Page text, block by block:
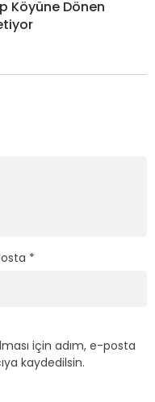
Köyüne Dönen
*
için adım, e-posta
kaydedilsin.